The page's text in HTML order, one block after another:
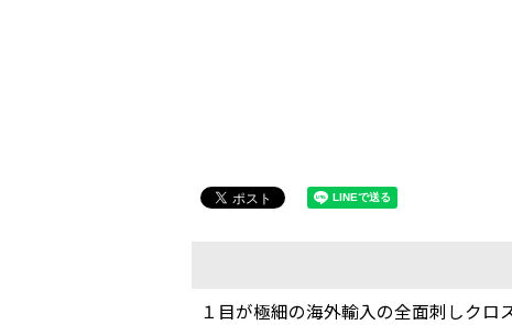
１目が極細の海外輸入の全面刺しクロ